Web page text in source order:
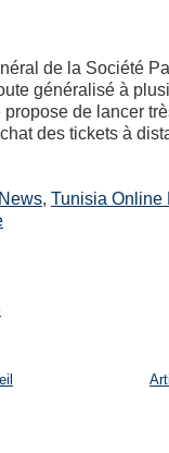
de la Société
généralisé à
de lancer
des tickets à
, Tunisia Online